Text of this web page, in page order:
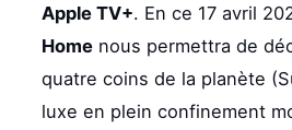
Apple TV+. En ce 17 avril
Homenous permettra de
quatre coins de la planète
luxe en plein confinement